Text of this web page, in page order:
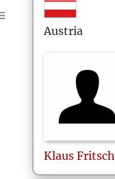
Austria
Klaus Fritsch